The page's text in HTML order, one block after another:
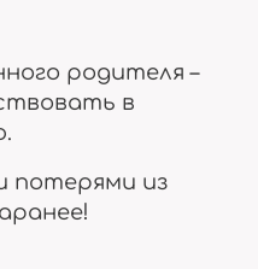
родителя –
в
потерями из